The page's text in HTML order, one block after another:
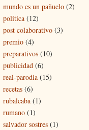
mundo es un pañuelo (2)
política (12)
post colaborativo (3)
premio (4)
preparativos (10)
publicidad (6)
real-parodia (15)
recetas (6)
rubalcaba (1)
rumano (1)
salvador sostres (1)